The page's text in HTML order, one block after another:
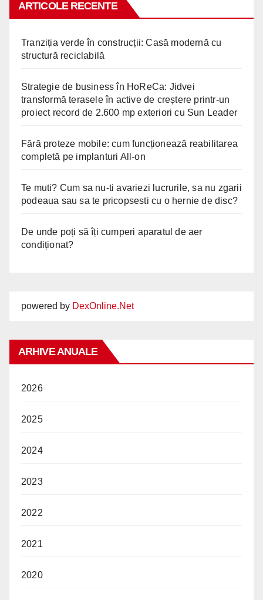
ARTICOLE RECENTE
Tranziția verde în construcții: Casă modernă cu
structură reciclabilă
Strategie de business în HoReCa: Jidvei
transformă terasele în active de creștere printr-un
proiect record de 2.600 mp exteriori cu Sun Leader
Fără proteze mobile: cum funcționează reabilitarea
completă pe implanturi All-on
Te muti? Cum sa nu-ti avariezi lucrurile, sa nu zgarii
podeaua sau sa te pricopsesti cu o hernie de disc?
De unde poți să îți cumperi aparatul de aer
condiționat?
powered by DexOnline.Net
ARHIVE ANUALE
2026
2025
2024
2023
2022
2021
2020